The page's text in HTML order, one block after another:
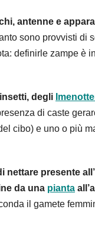
antenne e
sono provvisti di
definirle zampe è
degli
di caste
cibo) e uno o più
nettare presente
da una pianta
il gamete